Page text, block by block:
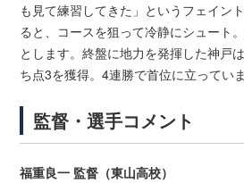
も見て練習してきた」というフェイン
ると、コースを狙って冷静にシュート
とします。終盤に地力を発揮した神戸
ち点3を獲得。4連勝で首位に立っていま
監督・選手コメント
福重良一 監督（東山高校）